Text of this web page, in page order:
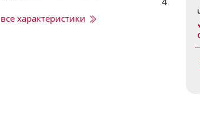
все характеристики